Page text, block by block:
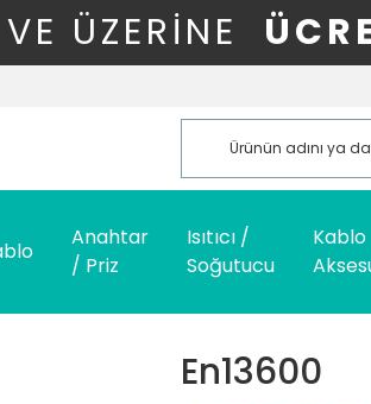
ÜZERİNE
Anahtar
/ Priz
Isıtıcı /
Soğutucu
Kablo
En13600